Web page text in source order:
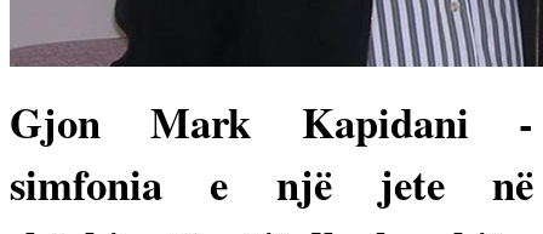
Gjon Mark Kapidani -
simfonia e një jete në